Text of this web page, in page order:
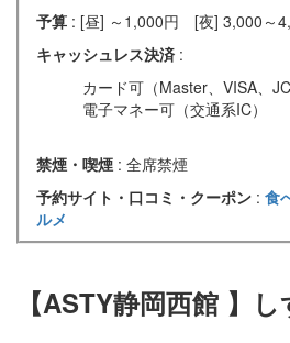
予算 : [昼] ～1,000円 [夜] 3,000～
キャッシュレス決済 :
カード可（Master、VISA、
電子マネー可（交通系IC）
禁煙・喫煙 : 全席禁煙
予約サイト・口コミ・クーポン : 食
ルメ
【ASTY静岡西館 】し